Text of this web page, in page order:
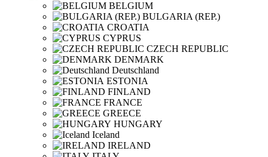
BELGIUM
BULGARIA (REP.)
CROATIA
CYPRUS
CZECH REPUBLIC
DENMARK
Deutschland
ESTONIA
FINLAND
FRANCE
GREECE
HUNGARY
Iceland
IRELAND